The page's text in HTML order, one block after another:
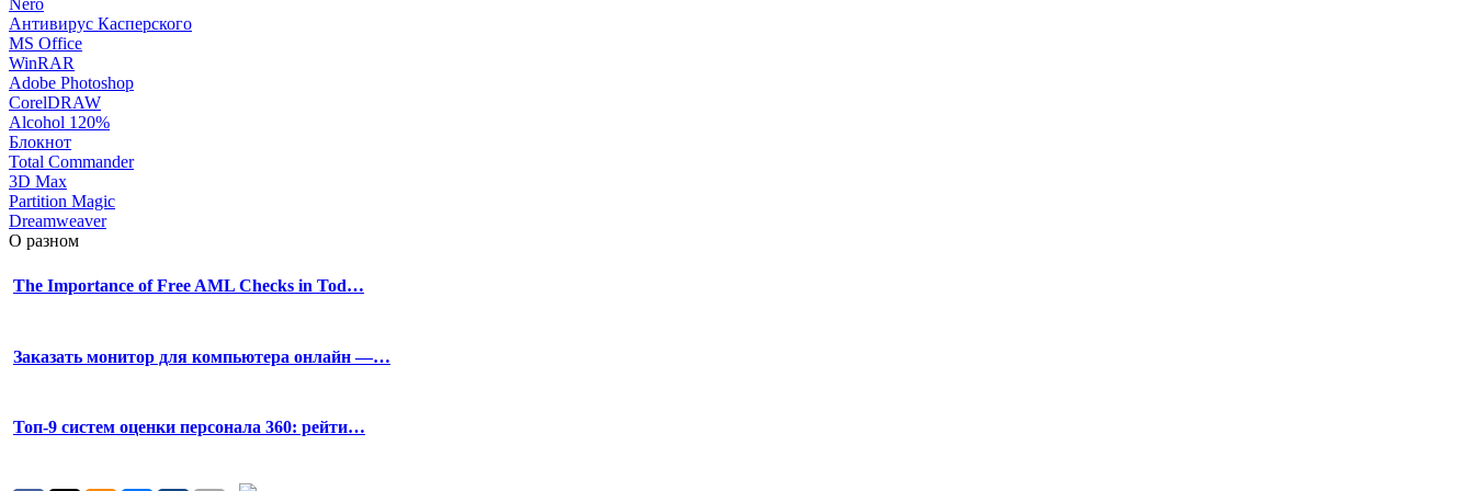
Nero
Антивирус Касперского
MS Office
WinRAR
Adobe Photoshop
CorelDRAW
Alcohol 120%
Блокнот
Total Commander
3D Max
Partition Magic
Dreamweaver
О разном
The Importance of Free AML Checks in Tod…
Заказать монитор для компьютера онлайн —…
Топ-9 систем оценки персонала 360: рейти…